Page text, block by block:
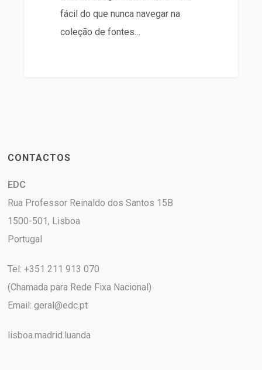
fácil do que nunca navegar na
coleção de fontes…
CONTACTOS
EDC
Rua Professor Reinaldo dos Santos 15B
1500-501, Lisboa
Portugal
Tel: +351 211 913 070
(Chamada para Rede Fixa Nacional)
Email:geral@edc.pt
lisboa.madrid.luanda